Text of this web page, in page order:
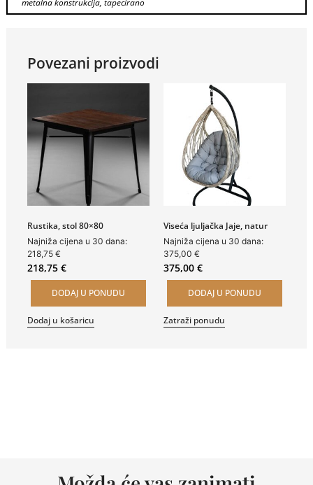
Povezani proizvodi
Rustika, stol 80×80
Najniža cijena u 30 dana:
218,75 €
218,75 €
DODAJ U PONUDU
Dodaj u košaricu
Viseća ljuljačka Jaje, natur
Najniža cijena u 30 dana:
375,00 €
375,00 €
DODAJ U PONUDU
Zatraži ponudu